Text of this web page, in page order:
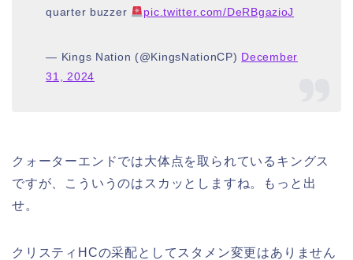
quarter buzzer
pic.twitter.com/DeRBgazioJ
— Kings Nation (@KingsNationCP) December
31, 2024
クォーターエンドでは大体点を取られているキングス
ですが、こういうのはスカッとしますね。もっと出
せ。
クリスティHCの采配としてスタメン変更はありません